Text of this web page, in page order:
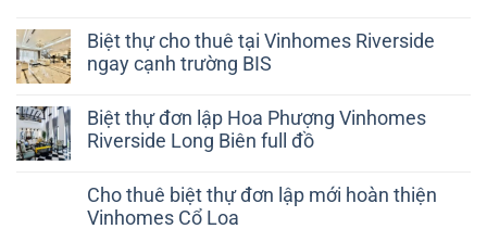
Biệt thự cho thuê tại Vinhomes Riverside
ngay cạnh trường BIS
Biệt thự đơn lập Hoa Phượng Vinhomes
Riverside Long Biên full đồ
Cho thuê biệt thự đơn lập mới hoàn thiện
Vinhomes Cổ Loa